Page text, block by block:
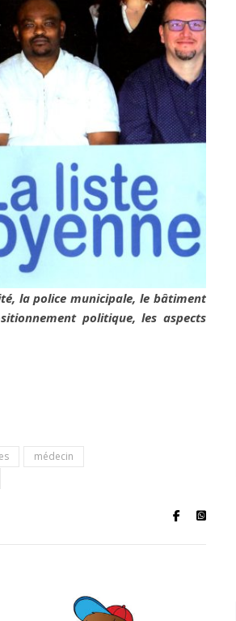
la police municipale, le bâtiment
politique, les aspects
médecin